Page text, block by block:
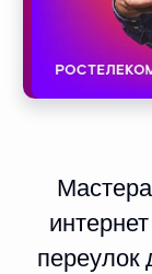
переулок